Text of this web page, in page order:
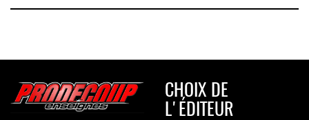
CHOIX DE
L'ÉDITEUR